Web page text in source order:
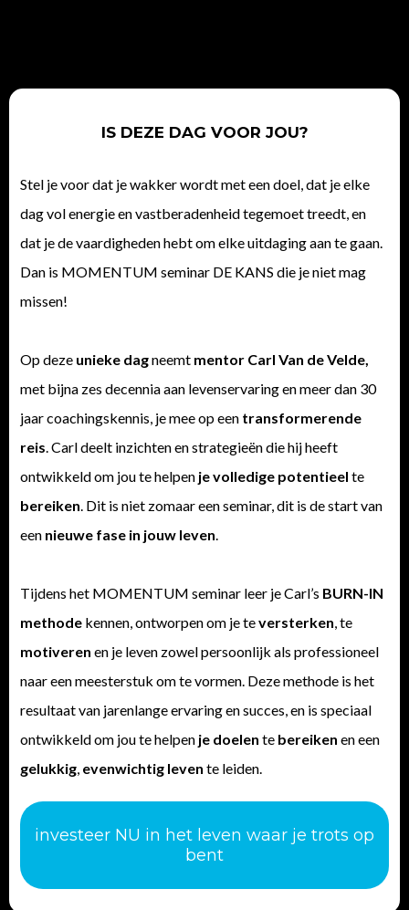
IS DEZE DAG VOOR JOU?
Stel je voor dat je wakker wordt met een doel, dat je elke
dag vol energie en vastberadenheid tegemoet treedt, en
dat je de vaardigheden hebt om elke uitdaging aan te gaan.
Dan is MOMENTUM seminar DE KANS die je niet mag
missen!
Op deze unieke dagneemt mentor Carl Van de Velde,
met bijna zes decennia aan levenservaring en meer dan 30
jaar coachingskennis, je mee op een transformerende
reis. Carl deelt inzichten en strategieën die hij heeft
ontwikkeld om jou te helpen je volledige potentieel te
bereiken. Dit is niet zomaar een seminar, dit is de start van
een nieuwe fase in jouw leven.
Tijdens het MOMENTUM seminar leer je Carl’s BURN-IN
methode kennen, ontworpen om je teversterken, te
motiveren en je leven zowel persoonlijk als professioneel
naar een meesterstuk om te vormen. Deze methode is het
resultaat van jarenlange ervaring en succes, en is speciaal
ontwikkeld om jou te helpen je doelen te bereiken en een
gelukkig, evenwichtig leven te leiden.
investeer NU in het leven waar je trots op
bent